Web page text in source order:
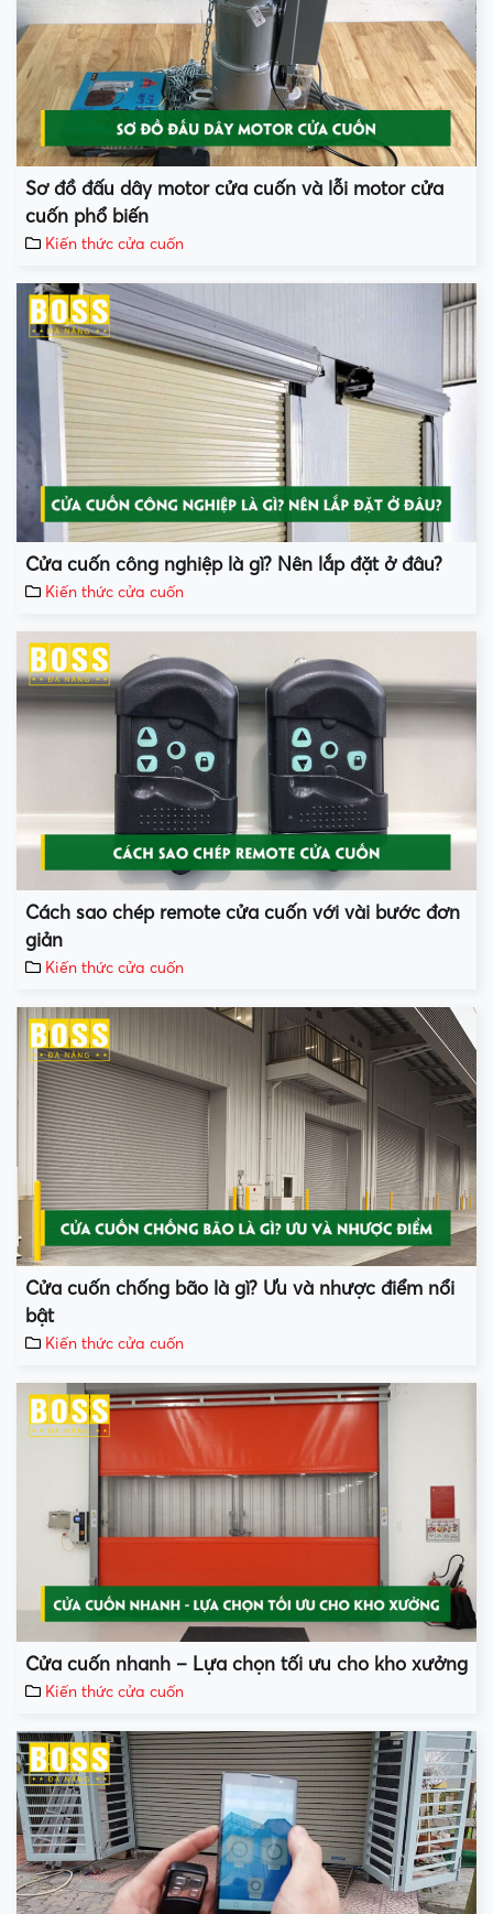
Sơ đồ đấu dây motor cửa cuốn và lỗi motor cửa
cuốn phổ biến
Kiến thức cửa cuốn
Cửa cuốn công nghiệp là gì? Nên lắp đặt ở đâu?
Kiến thức cửa cuốn
Cách sao chép remote cửa cuốn với vài bước đơn
giản
Kiến thức cửa cuốn
Cửa cuốn chống bão là gì? Ưu và nhược điểm nổi
bật
Kiến thức cửa cuốn
Cửa cuốn nhanh – Lựa chọn tối ưu cho kho xưởng
Kiến thức cửa cuốn